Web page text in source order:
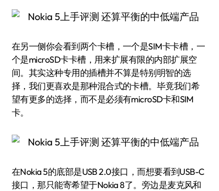
在另一侧你会看到两个卡槽，一个是SIM卡卡槽，一
个是microSD卡卡槽，用来扩展有限的内部扩展空
间。其实这种专用的插槽并不算是特别明智的选
择，我们更喜欢是那种混合式的卡槽。毕竟我们希
望有更多的选择，而不是必须有microSD卡和SIM
卡。
在Nokia 5的底部是USB 2.0接口，而想要看到USB-C
接口，那只能寄希望于Nokia 8了。旁边是麦克风和